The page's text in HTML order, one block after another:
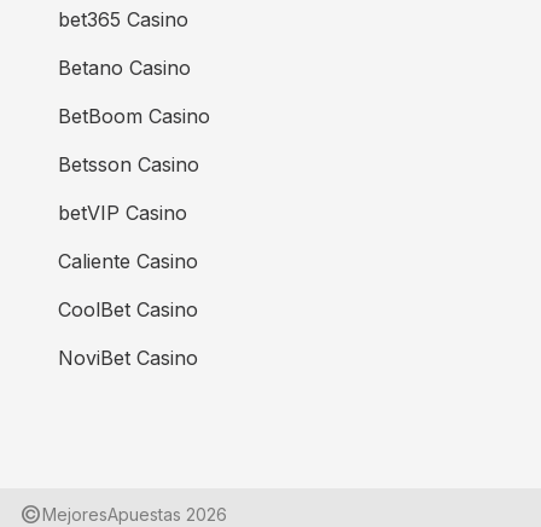
bet365 Casino
Betano Casino
BetBoom Casino
Betsson Casino
betVIP Casino
Caliente Casino
CoolBet Casino
NoviBet Casino
©MejoresApuestas 2026